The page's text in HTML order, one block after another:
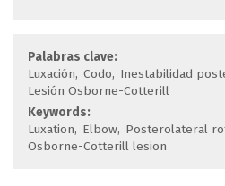
Palabras clave:
Luxación Codo
Inestabilidad
Lesión Osborne-Cotterill
Keywords:
Luxation
Elbow Posterolateral
Osborne-Cotterill lesion